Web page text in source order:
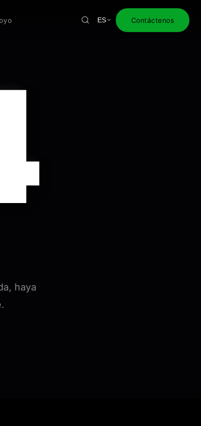
ES Contáctenos
haya